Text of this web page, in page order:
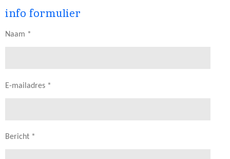
info formulier
Naam *
E-mailadres *
Bericht *